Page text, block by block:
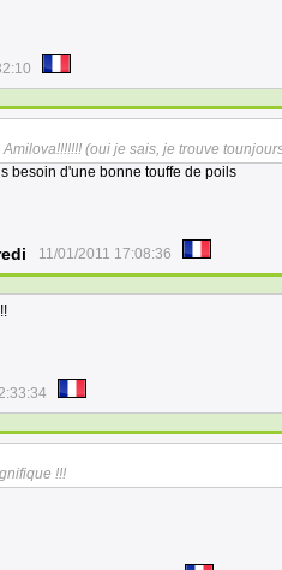
(oui je sais, je trouve
besoin d'une bonne touffe de poils
11/01/2011 17:08:36
!!!